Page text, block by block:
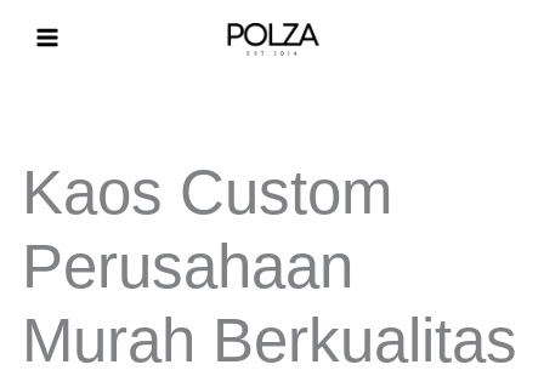
Kaos Custom
Perusahaan
Murah Berkualitas